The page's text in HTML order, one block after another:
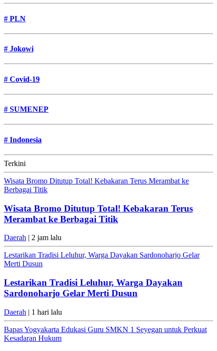
# PLN
# Jokowi
# Covid-19
# SUMENEP
# Indonesia
Terkini
Wisata Bromo Ditutup Total! Kebakaran Terus Merambat ke
Berbagai Titik
Wisata Bromo Ditutup Total! Kebakaran Terus
Merambat ke Berbagai Titik
Daerah | 2 jam lalu
Lestarikan Tradisi Leluhur, Warga Dayakan Sardonoharjo Gelar
Merti Dusun
Lestarikan Tradisi Leluhur, Warga Dayakan
Sardonoharjo Gelar Merti Dusun
Daerah | 1 hari lalu
Bapas Yogyakarta Edukasi Guru SMKN 1 Seyegan untuk Perkuat
Kesadaran Hukum